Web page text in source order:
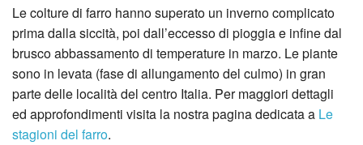
Le colture di farro hanno superato un inverno complicato
prima dalla siccità, poi dall’eccesso di pioggia e infine dal
brusco abbassamento di temperature in marzo. Le piante
sono in levata (fase di allungamento del culmo) in gran
parte delle località del centro Italia. Per maggiori dettagli
ed approfondimenti visita la nostra pagina dedicata a Le
stagioni del farro.